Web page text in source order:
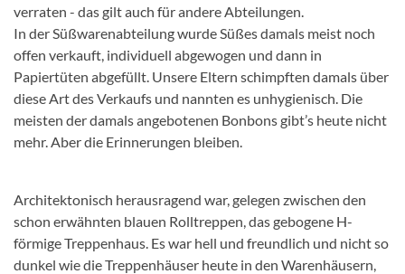
verraten - das gilt auch für andere Abteilungen.
In der Süßwarenabteilung wurde Süßes damals meist noch
offen verkauft, individuell abgewogen und dann in
Papiertüten abgefüllt. Unsere Eltern schimpften damals über
diese Art des Verkaufs und nannten es unhygienisch. Die
meisten der damals angebotenen Bonbons gibt’s heute nicht
mehr. Aber die Erinnerungen bleiben.
Architektonisch herausragend war, gelegen zwischen den
schon erwähnten blauen Rolltreppen, das gebogene H-
förmige Treppenhaus. Es war hell und freundlich und nicht so
dunkel wie die Treppenhäuser heute in den Warenhäusern,